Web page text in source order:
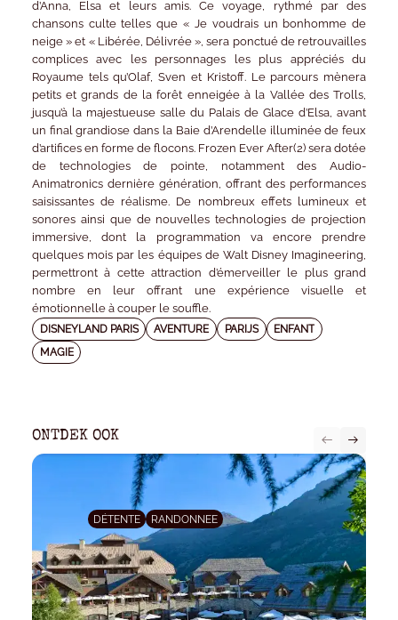
d’Anna, Elsa et leurs amis. Ce voyage, rythmé par des
chansons culte telles que « Je voudrais un bonhomme de
neige » et « Libérée, Délivrée », sera ponctué de retrouvailles
complices avec les personnages les plus appréciés du
Royaume tels qu’Olaf, Sven et Kristoff. Le parcours mènera
petits et grands de la forêt enneigée à la Vallée des Trolls,
jusqu’à la majestueuse salle du Palais de Glace d’Elsa, avant
un final grandiose dans la Baie d’Arendelle illuminée de feux
d’artifices en forme de flocons. Frozen Ever After(2) sera dotée
de technologies de pointe, notamment des Audio-
Animatronics dernière génération, offrant des performances
saisissantes de réalisme. De nombreux effets lumineux et
sonores ainsi que de nouvelles technologies de projection
immersive, dont la programmation va encore prendre
quelques mois par les équipes de Walt Disney Imagineering,
permettront à cette attraction d’émerveiller le plus grand
nombre en leur offrant une expérience visuelle et
émotionnelle à couper le souffle.
DISNEYLAND PARIS AVENTURE PARIJS
ENFANT
MAGIE
ONTDEK OOK
DÉTENTE RANDONNEE